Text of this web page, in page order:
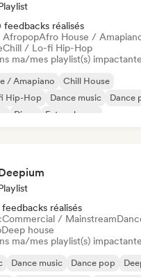
feedbacks réalisés
Afro House /
Chill / Lo-fi Hip-Hop
ma/mes playlist(s)
/ Amapiano
Chill House
Hip-Hop
Dance music
Dance
Disco Future house
feedbacks réalisés
Commercial / Mainstream
Deep house
ma/mes playlist(s)
Dance music Dance pop